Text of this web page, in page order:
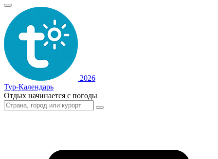
2026
Тур-Календарь
Отдых начинается с погоды